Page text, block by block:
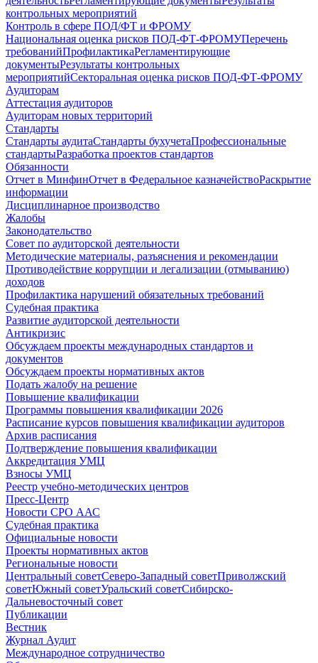
контрольных мероприятий
Контроль в сфере ПОД/ФТ и ФРОМУ
Национальная оценка рисков ПОД-ФТ-ФРОМУПеречень
требованийПрофилактикаРегламентирующие
документыРезультаты контрольных
мероприятийСекторальная оценка рисков ПОД-ФТ-ФРОМУ
Аудиторам
Аттестация аудиторов
Аудиторам новых территорий
Стандарты
Стандарты аудитаСтандарты бухучетаПрофессиональные
стандартыРазработка проектов стандартов
Обязанности
Отчет в МинфинОтчет в Федеральное казначействоРаскрытие
информации
Дисциплинарное производство
Жалобы
Законодательство
Совет по аудиторской деятельности
Методические материалы, разъяснения и рекомендации
Противодействие коррупции и легализации (отмыванию)
доходов
Профилактика нарушений обязательных требований
Судебная практика
Развитие аудиторской деятельности
Антикризис
Обсуждаем проекты международных стандартов и
документов
Обсуждаем проекты нормативных актов
Подать жалобу на решение
Повышение квалификации
Программы повышения квалификации 2026
Расписание курсов повышения квалификации аудиторов
Архив расписания
Подтверждение повышения квалификации
Аккредитация УМЦ
Взносы УМЦ
Реестр учебно-методических центров
Пресс-Центр
Новости СРО ААС
Судебная практика
Официальные новости
Проекты нормативных актов
Региональные новости
Центральный советСеверо-Западный советПриволжский
советЮжный советУральский советСибирско-
Дальневосточный совет
Публикации
Вестник
Журнал Аудит
Международное сотрудничество